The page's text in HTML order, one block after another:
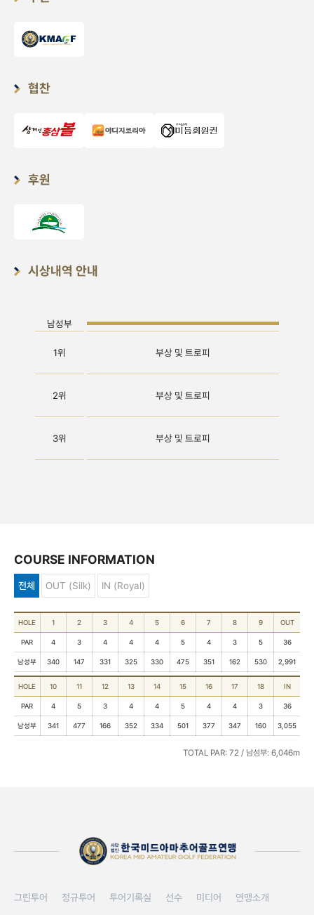
협찬
후원
시상내역 안내
남성부
1위 부상 및 트로피
2위 부상 및 트로피
3위 부상 및 트로피
COURSE INFORMATION
전체 OUT (Silk) IN (Royal)
HOLE 1 2 3 4 5 6 7 8 9 OUT
PAR 4 3 4 4 4 5 4 3 5 36
남성부 340 147 331 325 330 475 351 162 530 2,991
HOLE 10 11 12 13 14 15 16 17 18 IN
PAR 4 5 3 4 4 5 4 4 3 36
남성부 341 477 166 352 334 501 377 347 160 3,055
TOTAL PAR: 72 / 남성부: 6,046m
그린투어 정규투어 투어기록실 선수 미디어
연맹소개